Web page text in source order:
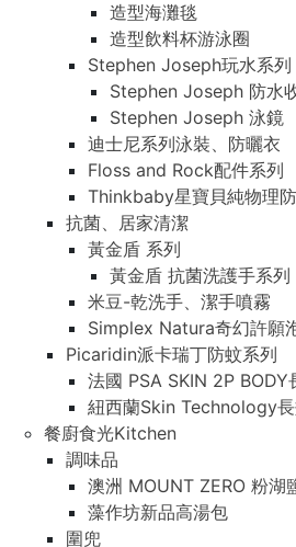
造型海灘毯
造型飲料杯游泳圈
Stephen Joseph玩水系列
Stephen Joseph 防水
Stephen Joseph 泳鏡
迪士尼系列泳裝、防曬衣
Floss and Rock配件系列
Thinkbaby星寶貝純物理
抗菌、居家清潔
黃金盾 系列
黃金盾 抗菌洗護手系列
米豆-乾洗手、潔手噴霧
Simplex Natura奇幻許願
Picaridin派卡瑞丁防蚊系列
法國 PSA SKIN 2P BODY
紐西蘭Skin Technology
餐廚食光Kitchen
調味品
澳洲 MOUNT ZERO 粉湖
藻作坊新品高湯包
圍兜